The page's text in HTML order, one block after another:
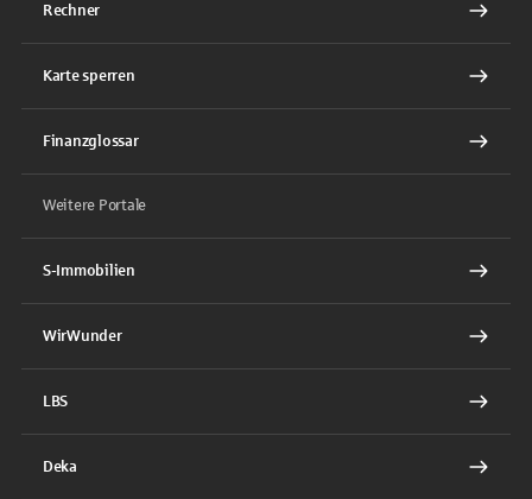
Rechner
Karte sperren
Finanzglossar
Weitere Portale
S-Immobilien
WirWunder
LBS
Deka